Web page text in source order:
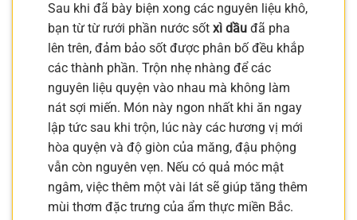
Sau khi đã bày biện xong các nguyên liệu khô,
bạn từ từ rưới phần nước sốt xì dầu đã pha
lên trên, đảm bảo sốt được phân bố đều khắp
các thành phần. Trộn nhẹ nhàng để các
nguyên liệu quyện vào nhau mà không làm
nát sợi miến. Món này ngon nhất khi ăn ngay
lập tức sau khi trộn, lúc này các hương vị mới
hòa quyện và độ giòn của măng, đậu phộng
vẫn còn nguyên vẹn. Nếu có quả móc mật
ngâm, việc thêm một vài lát sẽ giúp tăng thêm
mùi thơm đặc trưng của ẩm thực miền Bắc.